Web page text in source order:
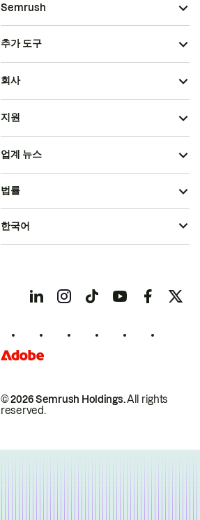
Semrush
추가 도구
회사
지원
업계 뉴스
© 2026 Semrush Holdings.All rights
reserved.
법률
한국어